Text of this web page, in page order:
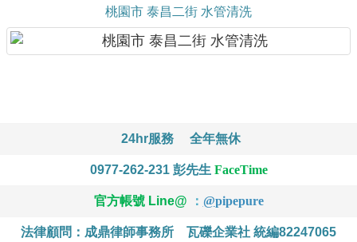
桃園市 泰昌二街 水管清洗
24hr服務 全年無休
0977-262-231 彭先生 FaceTime
官方帳號 Line@ ： @pipepure
法律顧問：成鼎律師事務所
瓦礫企業社 統編82247065